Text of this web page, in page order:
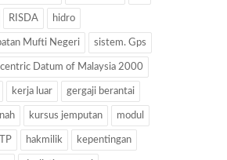
RISDA hidro
Mufti Negeri sistem. Gps
Datum of Malaysia 2000
kerja luar gergaji berantai
kursus jemputan modul
hakmilik kepentingan